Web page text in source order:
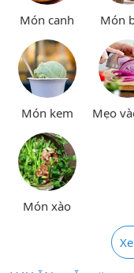
Món canh Món
Món kem Mẹo
Món xào